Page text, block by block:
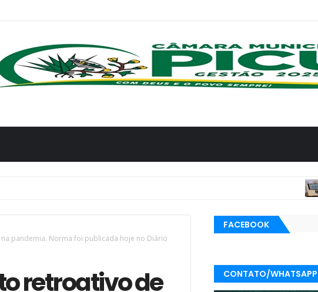
GERAL
pandemia. Norma foi publicada hoje no Diário
retroativo de
FACEBOOK
CONTATO/WHATSAPP